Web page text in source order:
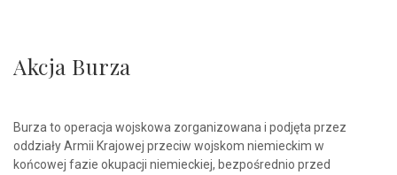
Akcja Burza
Burza to operacja wojskowa zorganizowana i podjęta przez
oddziały Armii Krajowej przeciw wojskom niemieckim w
końcowej fazie okupacji niemieckiej, bezpośrednio przed